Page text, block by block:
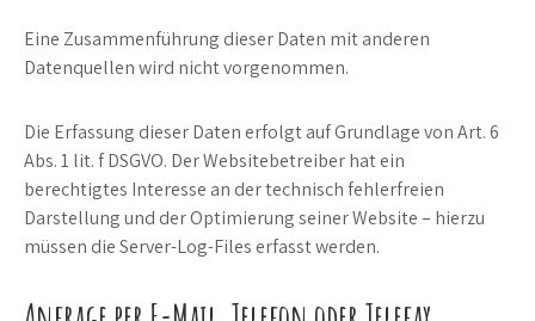
Eine Zusammenführung dieser Daten mit anderen
Datenquellen wird nicht vorgenommen.
Die Erfassung dieser Daten erfolgt auf Grundlage von Art. 6
Abs. 1 lit. f DSGVO. Der Websitebetreiber hat ein
berechtigtes Interesse an der technisch fehlerfreien
Darstellung und der Optimierung seiner Website – hierzu
müssen die Server-Log-Files erfasst werden.